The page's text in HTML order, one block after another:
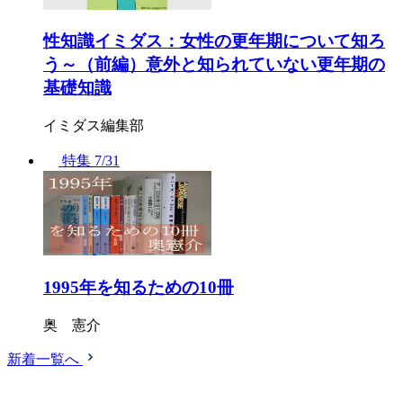
性知識イミダス：女性の更年期について知ろ
う～（前編）意外と知られていない更年期の
基礎知識
イミダス編集部
特集 7/31
1995年を知るための10冊
奥 憲介
新着一覧へ